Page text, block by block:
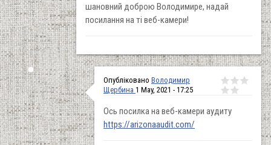
шановний доброю Володимире, надай
посилання на ті веб-камери!
Опубліковано Володимир
Щербина 1 May, 2021 - 17:25
Ось посилка на веб-камери аудиту
https://arizonaaudit.com/